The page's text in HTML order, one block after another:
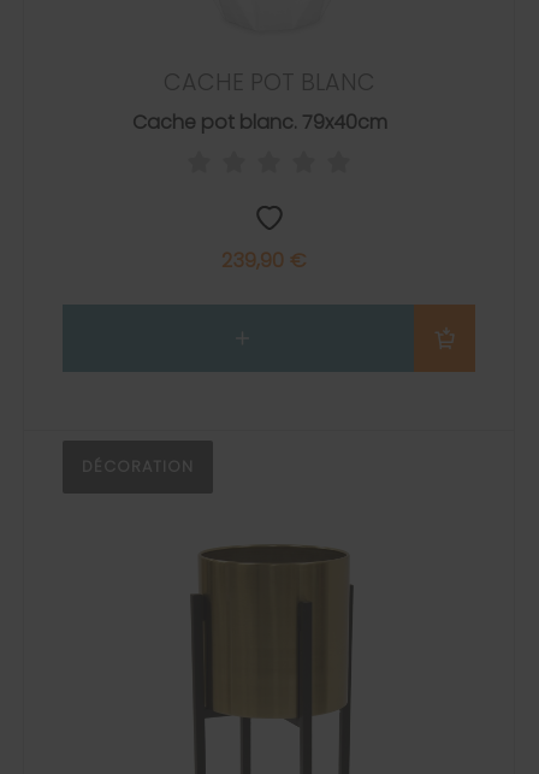
CACHE POT BLANC
Cache pot blanc. 79x40cm
239,90 €
DÉCORATION